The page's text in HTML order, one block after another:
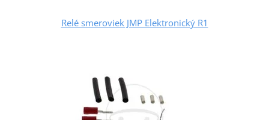
Relé smeroviek JMP Elektronický R1